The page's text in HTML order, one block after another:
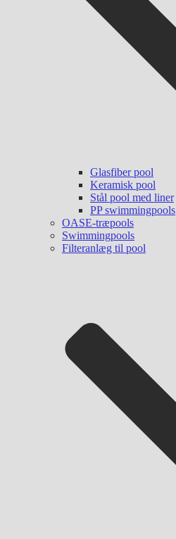
Glasfiber pool
Keramisk pool
Stål pool med liner
PP swimmingpools
OASE-træpools
Swimmingpools
Filteranlæg til pool